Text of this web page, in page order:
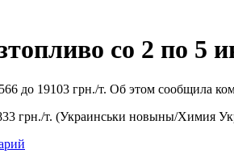
со 2 по 5
до 19103 грн./т. Об этом сообщила
грн./т. (Украинськи новыны/Химия